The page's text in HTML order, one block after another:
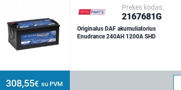
Prekės kodas:
2167681G
Originalus DAF akumuliatorius
Enudrance 240AH 1200A SHD
308,55€ su PVM